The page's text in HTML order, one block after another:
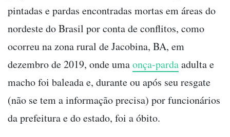
pintadas e pardas encontradas mortas em áreas do
nordeste do Brasil por conta de conflitos, como
ocorreu na zona rural de Jacobina, BA, em
dezembro de 2019, onde umaonça-pardaadulta e
macho foi baleada e, durante ou após seu resgate
(não se tem a informação precisa) por funcionários
da prefeitura e do estado, foi a óbito.